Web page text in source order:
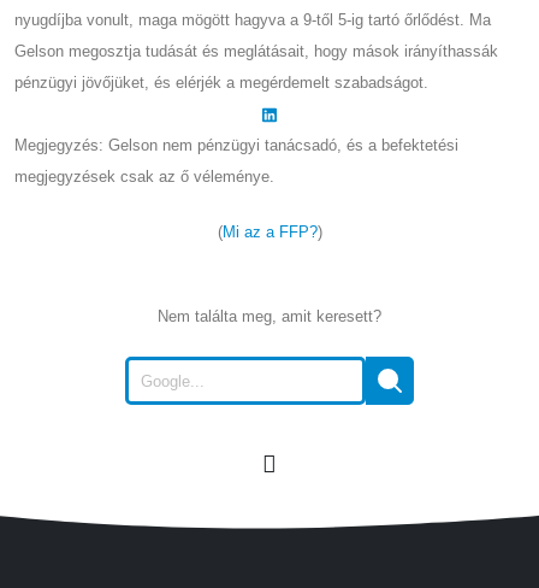
nyugdíjba vonult, maga mögött hagyva a 9-től 5-ig tartó őrlődést. Ma
Gelson megosztja tudását és meglátásait, hogy mások irányíthassák
pénzügyi jövőjüket, és elérjék a megérdemelt szabadságot.
Megjegyzés: Gelson nem pénzügyi tanácsadó, és a befektetési
megjegyzések csak az ő véleménye.
(Mi az a FFP?)
Nem találta meg, amit keresett?